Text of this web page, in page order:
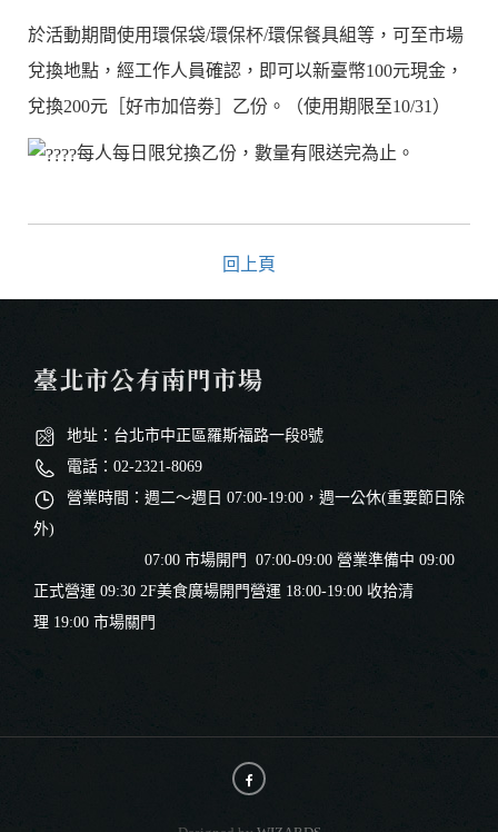
於活動期間使用環保袋/環保杯/環保餐具組等，可至市場
兌換地點，經工作人員確認，即可以新臺幣100元現金，
兌換200元［好市加倍劵］乙份。（使用期限至10/31）
每人每日限兌換乙份，數量有限送完為止。
回上頁
臺北市公有南門市場
地址：台北市中正區羅斯福路一段8號
電話：02-2321-8069
營業時間：週二～週日 07:00-19:00，週一公休(重要節日除
外)
07:00 市場開門 07:00-09:00 營業準備中 09:00
正式營運 09:30 2F美食廣場開門營運 18:00-19:00 收拾清
理 19:00 市場關門